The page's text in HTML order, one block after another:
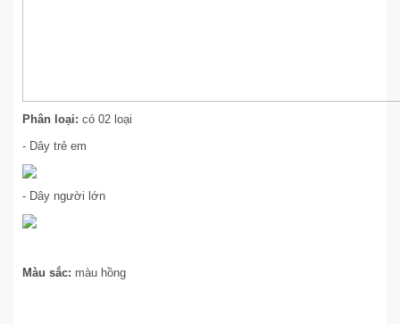
Phân loại: có 02 loại
- Dây trẻ em
- Dây người lớn
Màu sắc: màu hồng